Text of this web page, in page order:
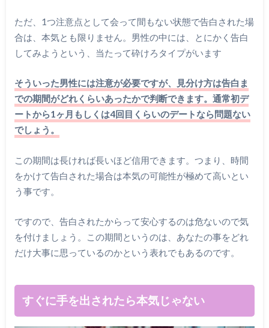
ただ、1つ注意点として会って間もない状態で告白された場
合は、本気とも限りません。男性の中には、とにかく告白
してみようという、当たって砕けろタイプがいます
そういった男性には注意が必要ですが、見分け方は告白ま
での期間がどれくらいあったかで判断できます。通常初デ
ートから1ヶ月もしくは4回目くらいのデートなら問題ない
でしょう。
この期間は長ければ長いほど信用できます。つまり、時間
をかけて告白された場合は本気の可能性が極めて高いとい
う事です。
ですので、告白されたからって安心するのは危ないので気
を付けましょう。この期間というのは、あなたの事をどれ
だけ大事に思っているのかという表れでもあるのです。
すぐに手を出されたら本気じゃない